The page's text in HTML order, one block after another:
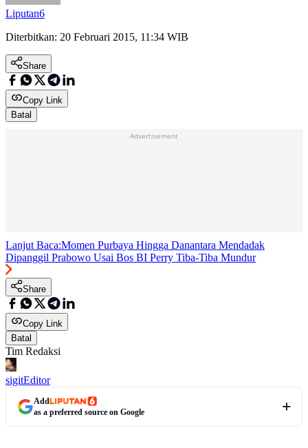
Liputan6
Diterbitkan: 20 Februari 2015, 11:34 WIB
Share
Copy Link
Batal
Advertisement
Lanjut Baca:Momen Purbaya Hingga Danantara Mendadak
Dipanggil Prabowo Usai Bos BI Perry Tiba-Tiba Mundur
Share
Copy Link
Batal
Tim Redaksi
sigitEditor
Add
as a preferred source on Google